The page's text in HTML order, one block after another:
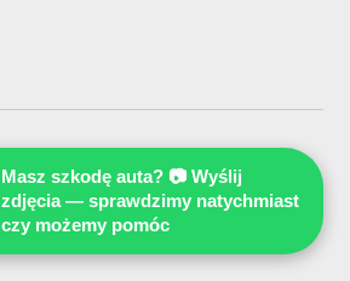
Masz szkodę auta? 📷 Wyślij
zdjęcia — sprawdzimy natychmiast
czy możemy pomóc